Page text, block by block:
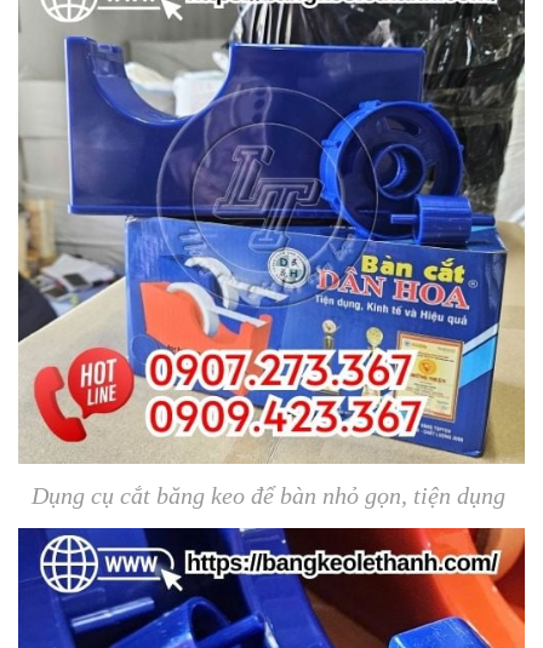
Dụng cụ cắt băng keo để bàn nhỏ gọn, tiện dụng